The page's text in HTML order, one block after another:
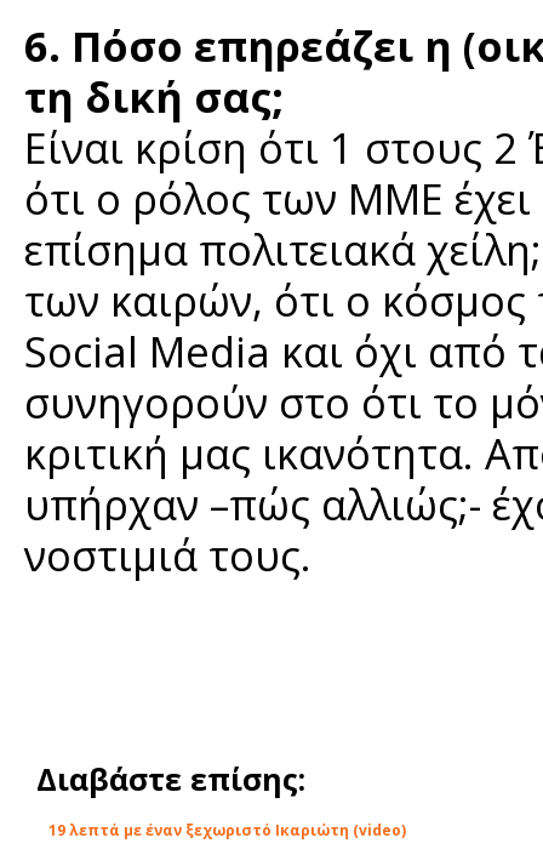
6. Πόσο επηρεάζει η
τη δική σας;
Είναι κρίση ότι 1 στους
ότι ο ρόλος των ΜΜΕ
επίσημα πολιτειακά
των καιρών, ότι ο
Social Media και όχι από
συνηγορούν στο ότι το
κριτική μας ικανότητα.
υπήρχαν –πώς αλλιώς;-
νοστιμιά τους.
Διαβάστε επίσης:
19 λεπτά με έναν ξεχωριστό Ικαριώτη (video)